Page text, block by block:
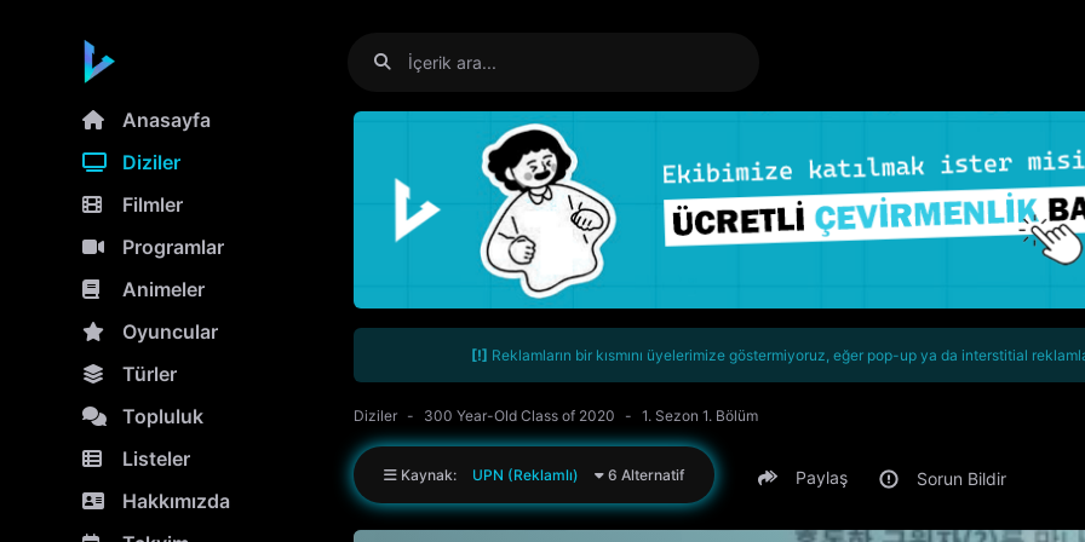
Anasayfa
Diziler
Filmler
Programlar
Animeler
Oyuncular
Türler
Topluluk
Listeler
Hakkımızda
[!] Reklamların bir kısmını üyelerimize göstermiyoruz, eğer pop-up ya da interstitial
Diziler 300 Year-Old Class of 2020 1. Sezon 1. Bölüm
Kaynak: UPN (Reklamlı) 6 Alternatif Paylaş Sorun Bildir